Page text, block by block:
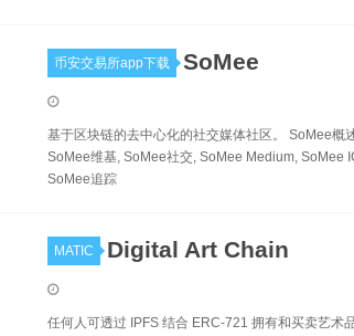
币安交易所app下载 SoMee
基于区块链的去中心化的社交媒体社区。 SoMee概
SoMee维基, SoMee社交, SoMee Medium, SoMee
SoMee追踪
MATIC Digital Art Chain
任何人可透过 IPFS 结合 ERC-721 拥有和买卖艺术